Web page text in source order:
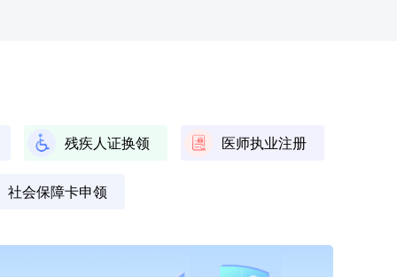
残疾人证换领 医师执业注册
社会保障卡申领